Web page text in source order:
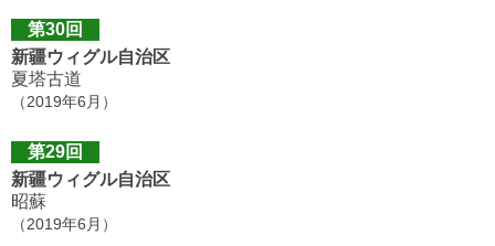
第30回
新疆ウィグル自治区
夏塔古道
（2019年6月）
第29回
新疆ウィグル自治区
昭蘇
（2019年6月）